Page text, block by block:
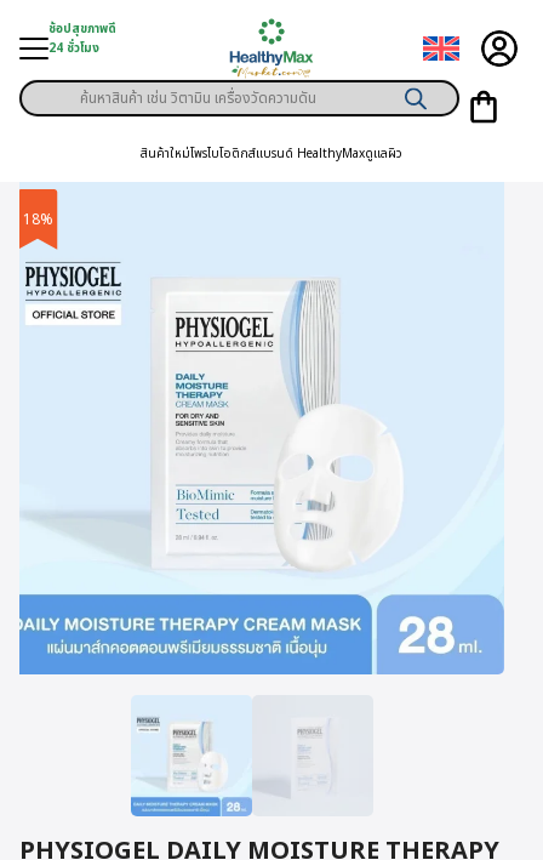
content
ช้อปสุขภาพดี
24 ชั่วโมง
มู่สินค้า
าพเฉพาะคุณ
ศษสมาชิก
Products
search
สินค้าใหม่โพรไบโอติกส์แบรนด์ HealthyMaxดูแลผิว
18%
PHYSIOGEL DAILY MOISTURE THERAPY